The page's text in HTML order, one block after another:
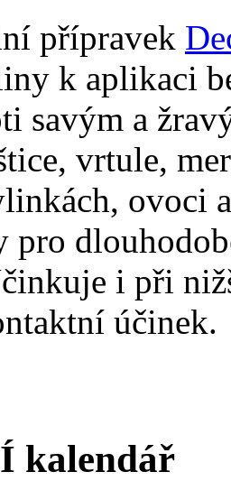
přípravek
k aplikaci
savým a
vrtule,
ovoci
pro
i při
účinek.
kalendář